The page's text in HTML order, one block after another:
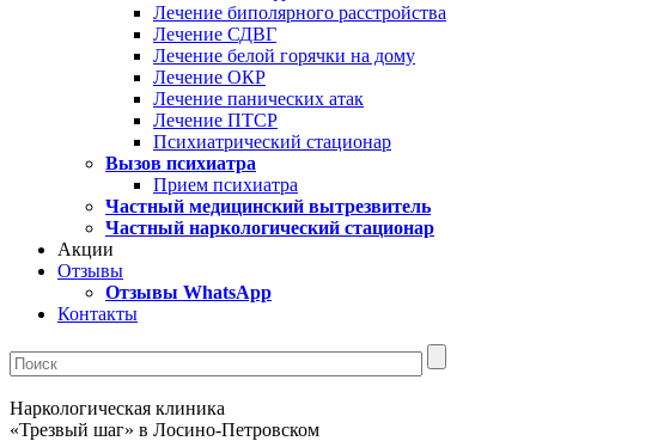
Лечение биполярного расстройства
Лечение СДВГ
Лечение белой горячки на дому
Лечение ОКР
Лечение панических атак
Лечение ПТСР
Психиатрический стационар
Вызов психиатра
Прием психиатра
Частный медицинский вытрезвитель
Частный наркологический стационар
Акции
Отзывы
Отзывы WhatsApp
Контакты
Наркологическая клиника
«Трезвый шаг» в Лосино-Петровском